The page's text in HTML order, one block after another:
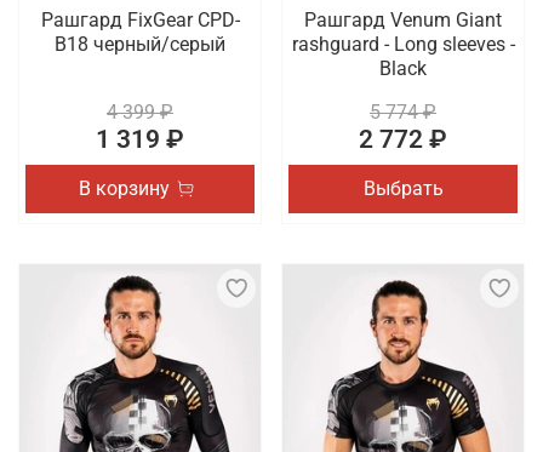
Рашгард FixGear CPD-
B18 черный/серый
4 399 ₽
1 319 ₽
В корзину
Рашгард Venum Giant
rashguard - Long sleeves -
Black
5 774 ₽
2 772 ₽
Выбрать